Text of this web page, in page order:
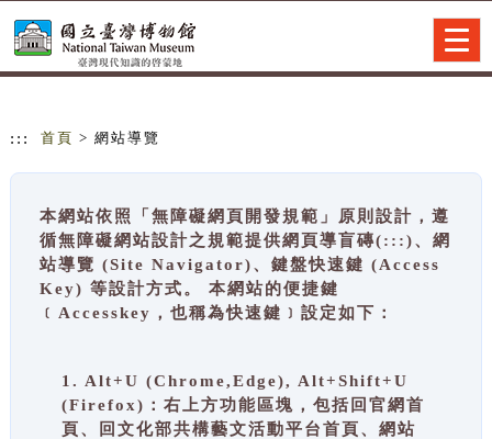
::: 首頁 > 網站導覽
本網站依照「無障礙網頁開發規範」原則設計，遵
循無障礙網站設計之規範提供網頁導盲磚(:::)、網
站導覽 (Site Navigator)、鍵盤快速鍵 (Access
Key) 等設計方式。 本網站的便捷鍵
﹝Accesskey，也稱為快速鍵﹞設定如下：
1. Alt+U (Chrome,Edge), Alt+Shift+U
(Firefox)：右上方功能區塊，包括回官網首
頁、回文化部共構藝文活動平台首頁、網站